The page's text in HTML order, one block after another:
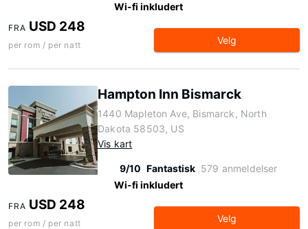
Wi-fi inkludert
FRA USD 248
per rom / per natt Velg
Hampton Inn Bismarck
1440 Mapleton Ave, Bismarck, North
Dakota 58503, US
Vis kart
9/10 Fantastisk 579 anmeldelser
Wi-fi inkludert
FRA USD 248
per rom / per natt Velg